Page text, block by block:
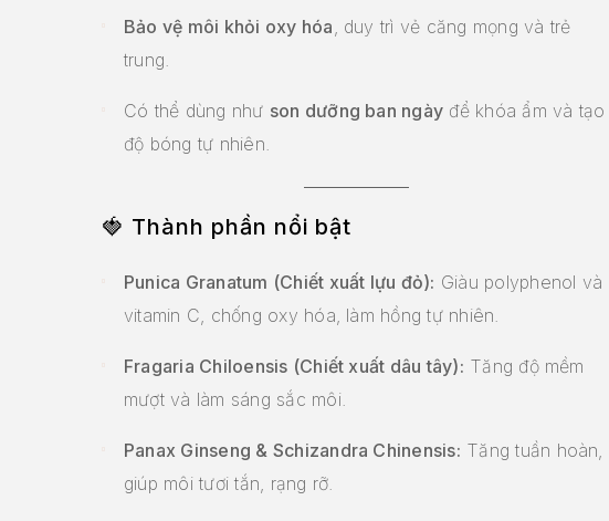
Bảo vệ môi khỏi oxy hóa , duy trì vẻ căng mọng và trẻ
trung.
Có thể dùng như son dưỡng ban ngày để khóa ẩm và tạo
độ bóng tự nhiên.
🍓 Thành phần nổi bật
Punica Granatum (Chiết xuất lựu đỏ): Giàu polyphenol và
vitamin C, chống oxy hóa, làm hồng tự nhiên.
Fragaria Chiloensis (Chiết xuất dâu tây): Tăng độ mềm
mượt và làm sáng sắc môi.
Panax Ginseng & Schizandra Chinensis: Tăng tuần hoàn,
giúp môi tươi tắn, rạng rỡ.